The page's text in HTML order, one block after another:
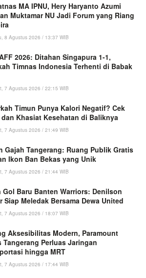
MA IPNU, Hery Haryanto Azumi
Muktamar NU Jadi Forum yang Riang
8 Agustus 2026 / 13:37 WIB
2026: Ditahan Singapura 1-1,
Timnas Indonesia Terhenti di Babak
7 Agustus 2026 / 22:15 WIB
Timun Punya Kalori Negatif? Cek
dan Khasiat Kesehatan di Baliknya
7 Agustus 2026 / 21:49 WIB
Gajah Tangerang: Ruang Publik Gratis
Ikon Ban Bekas yang Unik
7 Agustus 2026 / 21:44 WIB
Gol Baru Banten Warriors: Denilson
Siap Meledak Bersama Dewa United
7 Agustus 2026 / 18:07 WIB
Aksesibilitas Modern, Paramount
Tangerang Perluas Jaringan
hingga MRT
7 Agustus 2026 / 17:44 WIB